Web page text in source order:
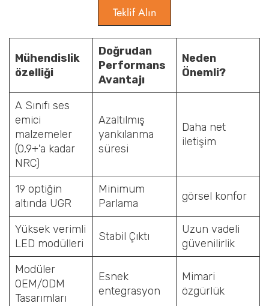
Teklif Alın
Mühendislik
özelliği
Doğrudan
Performans
Avantajı
Neden
Önemli?
A Sınıfı ses
emici
malzemeler
(0,9+'a kadar
NRC)
Azaltılmış
yankılanma
süresi
Daha net
iletişim
19 optiğin
altında UGR
Minimum
Parlama
görsel konfor
Yüksek verimli
LED modülleri
Stabil Çıktı
Uzun vadeli
güvenilirlik
Modüler
OEM/ODM
Tasarımları
Esnek
entegrasyon
Mimari
özgürlük